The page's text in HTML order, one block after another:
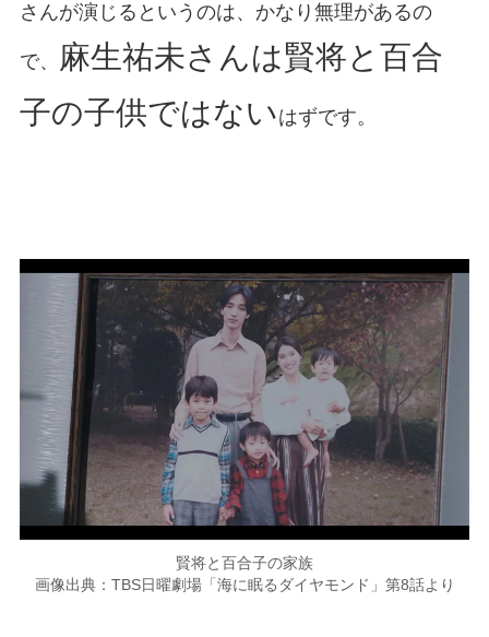
さんが演じるというのは、かなり無理があるの
で、
麻生祐未さんは賢将と百合
子の子供ではないはずです。
賢将と百合子の家族
画像出典：TBS日曜劇場「海に眠るダイヤモンド」第8話より